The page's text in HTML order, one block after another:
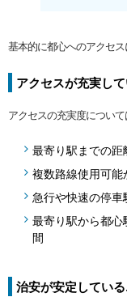
基本的に都心へのアクセ
アクセスが充実し
アクセスの充実度につい
最寄り駅までの距
複数路線使用可能
急行や快速の停車
最寄り駅から都
間
治安が安定してい